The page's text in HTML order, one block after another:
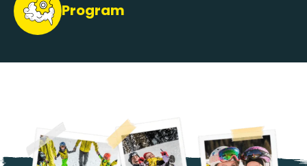
Program